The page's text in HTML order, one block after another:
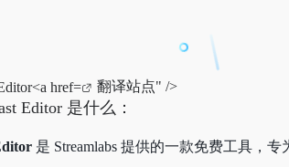
翻译站点" />
Editor 是什么：
是 Streamlabs 提供的一款免费工具，